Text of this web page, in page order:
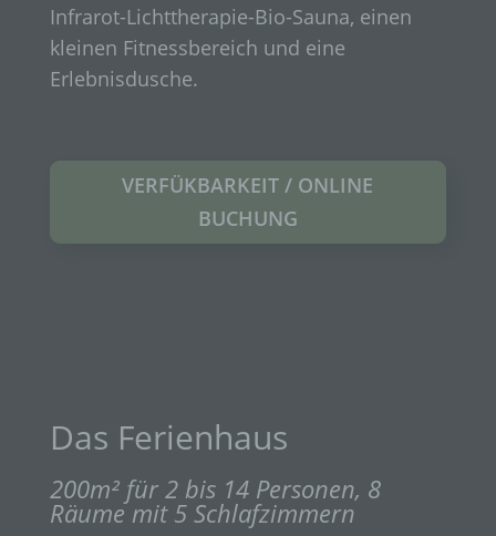
Infrarot-Lichttherapie-Bio-Sauna, einen
kleinen Fitnessbereich und eine
Erlebnisdusche.
VERFÜKBARKEIT / ONLINE
BUCHUNG
Das Ferienhaus
200m² für 2 bis 14 Personen, 8
Räume mit 5 Schlafzimmern